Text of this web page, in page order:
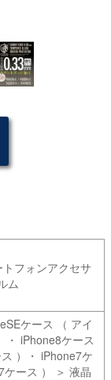
フォンアクセサ
ム
ケース （ アイ
・ iPhone8ケース
）・ iPhone7ケ
ース ） ＞ 液晶